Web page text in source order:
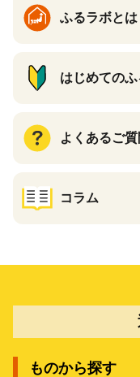
ふるラボとは
はじめての
よくあるご質
コラム
ものから探す